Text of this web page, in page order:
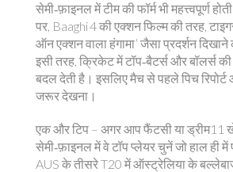
सेमी‑फ़ाइनल में टीम की फॉर्म भी महत्त्वपूर्ण
पर, Baaghi 4 की एक्शन फिल्म की तरह,
ऑन एक्शन वाला हंगामा’ जैसा प्रदर्शन दिखाने
इसी तरह, क्रिकेट में टॉप‑बैटर्स और बॉलर्स
बदल देती है। इसलिए मैच से पहले पिच
जरूर देखना।
एक और टिप – अगर आप फैंटसी या ड्रीम11
सेमी‑फ़ाइनल में वे टॉप प्लेयर चुनें जो हाल ही में
AUS के तीसरे T20 में ऑस्ट्रेलिया के